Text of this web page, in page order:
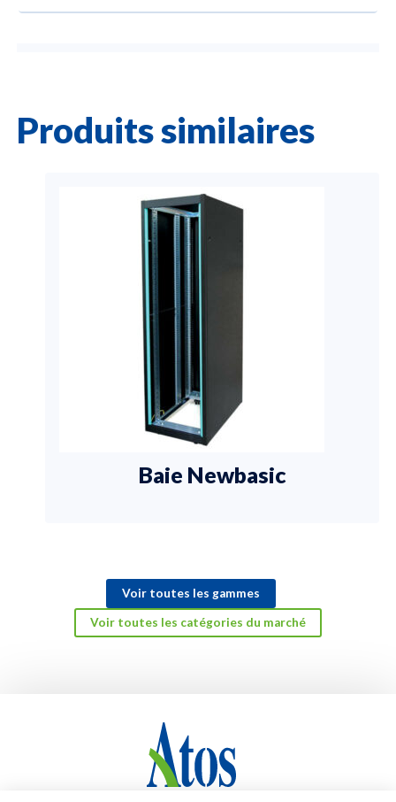
Produits similaires
Baie Newbasic
Voir toutes les gammes
Voir toutes les catégories du marché